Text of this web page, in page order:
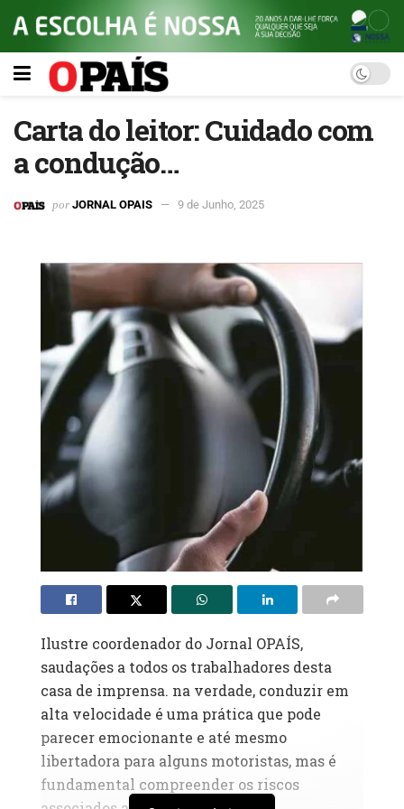
Carta do leitor: Cuidado com
a condução…
por JORNAL OPAIS 9 de Junho, 2025
Ilustre coordenador do Jornal OPAÍS,
saudações a todos os trabalhadores desta
casa de imprensa. na verdade, conduzir em
alta velocidade é uma prática que pode
parecer emocionante e até mesmo
libertadora para alguns motoristas, mas é
fundamental compreender os riscos